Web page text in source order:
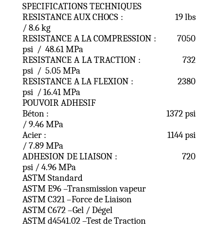
SPECIFICATIONS TECHNIQUES
RESISTANCE AUX CHOCS : 19 lbs
/ 8.6 kg
RESISTANCE A LA COMPRESSION : 7050
psi / 48.61 MPa
RESISTANCE A LA TRACTION : 732
psi / 5.05 MPa
RESISTANCE A LA FLEXION : 2380
psi / 16.41 MPa
POUVOIR ADHESIF
Béton : 1372 psi
/ 9.46 MPa
Acier : 1144 psi
/ 7.89 MPa
ADHESION DE LIAISON : 720
psi / 4.96 MPa
ASTM Standard
ASTM E96 –Transmission vapeur
ASTM C321 –Force de Liaison
ASTM C672 –Gel / Dégel
ASTM d4541.02 –Test de Traction